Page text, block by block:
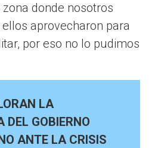
donde nosotros
aprovecharon para
por eso no lo pudimos
LA
DEL GOBIERNO
ANTE LA CRISIS